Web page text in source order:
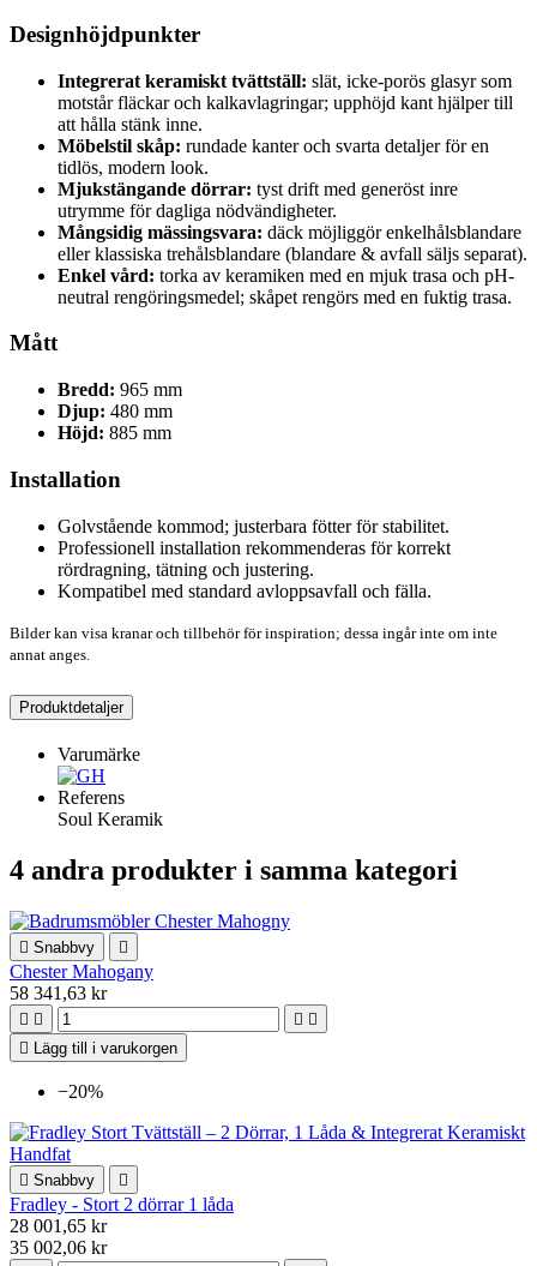
Designhöjdpunkter
Integrerat keramiskt tvättställ: slät, icke-porös glasyr som
motstår fläckar och kalkavlagringar; upphöjd kant hjälper till
att hålla stänk inne.
Möbelstil skåp: rundade kanter och svarta detaljer för en
tidlös, modern look.
Mjukstängande dörrar: tyst drift med generöst inre
utrymme för dagliga nödvändigheter.
Mångsidig mässingsvara: däck möjliggör enkelhålsblandare
eller klassiska trehålsblandare (blandare & avfall säljs separat).
Enkel vård: torka av keramiken med en mjuk trasa och pH-
neutral rengöringsmedel; skåpet rengörs med en fuktig trasa.
Mått
Bredd: 965 mm
Djup: 480 mm
Höjd: 885 mm
Installation
Golvstående kommod; justerbara fötter för stabilitet.
Professionell installation rekommenderas för korrekt
rördragning, tätning och justering.
Kompatibel med standard avloppsavfall och fälla.
Bilder kan visa kranar och tillbehör för inspiration; dessa ingår inte om inte
annat anges.
Produktdetaljer
Varumärke
Referens
Soul Keramik
4 andra produkter i samma kategori
 Snabbvy 
Chester Mahogany
58 341,63 kr
   
 Lägg till i varukorgen
−20%
 Snabbvy 
Fradley - Stort 2 dörrar 1 låda
28 001,65 kr
35 002,06 kr